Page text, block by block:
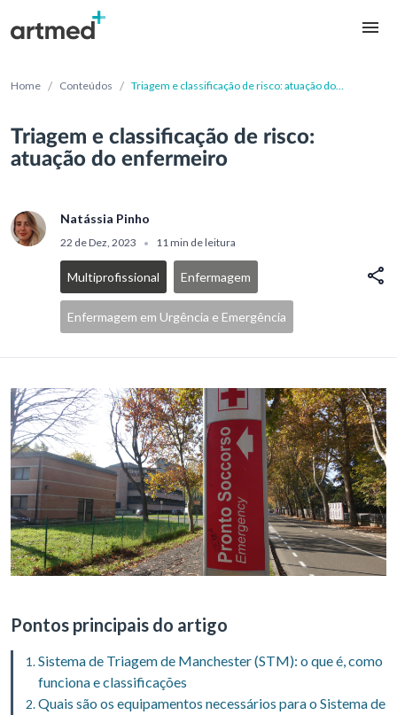
Home / Conteúdos / Triagem e classificação de risco: atuação do
Triagem e classificação de risco:
atuação do enfermeiro
Natássia Pinho
22 de Dez, 2023 • 11 min de leitura
Multiprofissional Enfermagem
Enfermagem em Urgência e Emergência
Pontos principais do artigo
Sistema de Triagem de Manchester (STM): o que é, como
funciona e classificações
Quais são os equipamentos necessários para o Sistema de